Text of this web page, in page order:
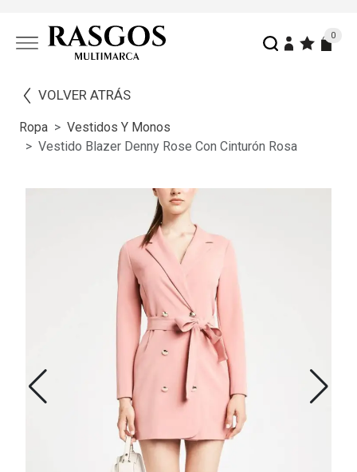
0
VOLVER ATRÁS
Ropa
Vestidos Y Monos
Vestido Blazer Denny Rose Con Cinturón Rosa